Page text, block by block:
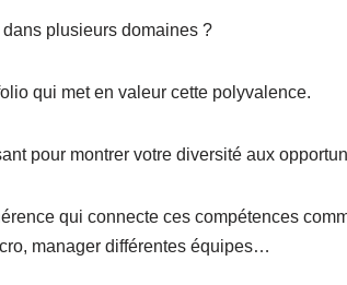
plusieurs domaines ?
qui met en valeur cette polyvalence.
pour montrer votre diversité aux
qui connecte ces compétences
manager différentes équipes…